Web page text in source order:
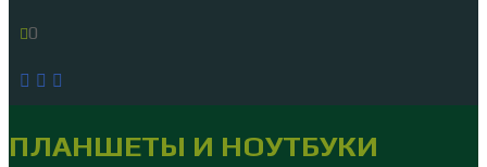
0
ПЛАНШЕТЫ И НОУТБУКИ